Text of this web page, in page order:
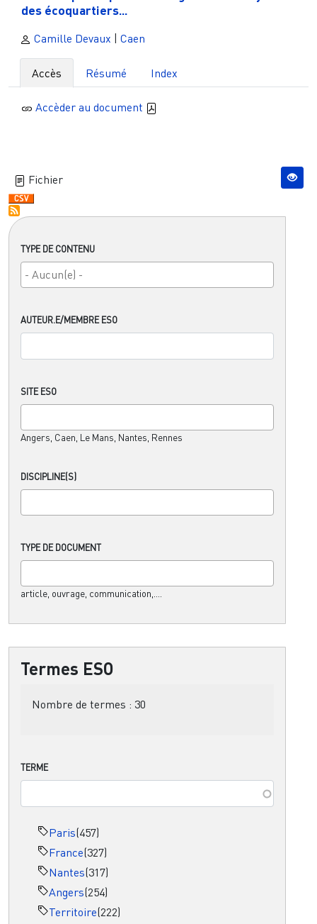
TYPE DE CONTENU
AUTEUR.E/MEMBRE ESO
SITE ESO
Angers, Caen, Le Mans, Nantes, Rennes
DISCIPLINE(S)
TYPE DE DOCUMENT
article, ouvrage, communication,....
Termes ESO
Nombre de termes : 30
TERME
Paris(457)
France(327)
Nantes(317)
Angers(254)
Territoire(222)
des écoquartiers...
Camille Devaux Caen
Accès Résumé Index
Accèder au document
Fichier